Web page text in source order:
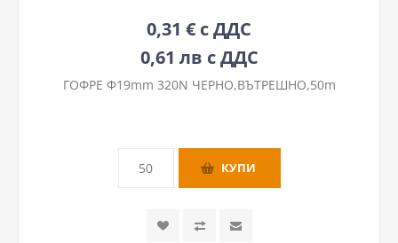
0,31 € с ДДС
0,61 лв с ДДС
ГОФРЕ Ф19mm 320N ЧЕРНО,ВЪТРЕШНО,50m